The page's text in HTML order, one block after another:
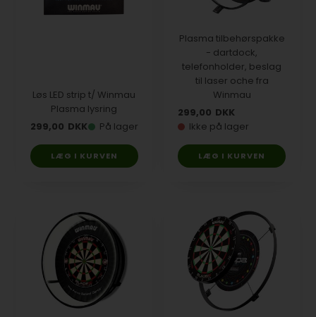
Løs LED strip t/ Winmau
Plasma lysring
299,00 DKK På lager
Plasma tilbehørspakke
- dartdock,
telefonholder, beslag
til laser oche fra
Winmau
299,00 DKK
Ikke på lager